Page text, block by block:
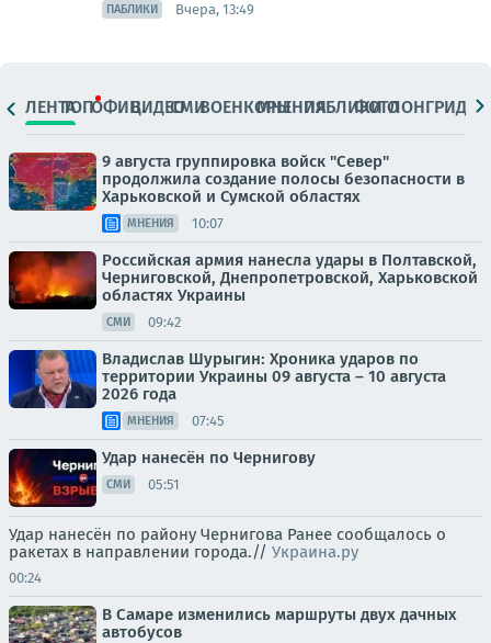
ПАБЛИКИ Вчера, 13:49
ЛЕНТАТОПОФИЦ.ВИДЕОСМИВОЕНКОРЫМНЕНИЯПАБЛИКИ
ФОТОЛОНГРИДЫ
9 августа группировка войск "Север"
продолжила создание полосы безопасности в
Харьковской и Сумской областях
МНЕНИЯ 10:07
Российская армия нанесла удары в Полтавской,
Черниговской, Днепропетровской, Харьковской
областях Украины
СМИ 09:42
Владислав Шурыгин: Хроника ударов по
территории Украины 09 августа – 10 августа
2026 года
МНЕНИЯ 07:45
Удар нанесён по Чернигову
СМИ 05:51
Удар нанесён по району Чернигова Ранее сообщалось о
ракетах в направлении города.// Украина.ру
00:24
В Самаре изменились маршруты двух дачных
автобусов